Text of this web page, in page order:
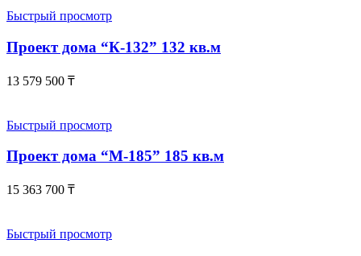
Быстрый просмотр
Проект дома “К-132” 132 кв.м
13 579 500 ₸
Быстрый просмотр
Проект дома “М-185” 185 кв.м
15 363 700 ₸
Быстрый просмотр